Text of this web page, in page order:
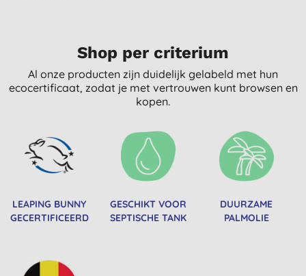
Shop per criterium
Al onze producten zijn duidelijk gelabeld met hun
ecocertificaat, zodat je met vertrouwen kunt browsen en
kopen.
LEAPING BUNNY
GECERTIFICEERD
GESCHIKT VOOR
SEPTISCHE TANK
DUURZAME
PALMOLIE